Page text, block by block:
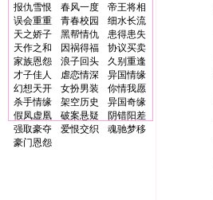
报仇雪恨
春风一度
帝王将相
误会重重
青春校园
细水长流
天之娇子
黑帮情仇
患得患失
天作之和
因祸得福
协议买卖
家族恩怨
浪子回头
久别重逢
才子佳人
虐恋情深
异国情缘
幻想天开
女扮男装
你情我愿
杀手情缘
架空历史
异国奇缘
假凤虚凰
破案悬疑
阴错阳差
强取豪夺
爱恨交织
魂驰梦移
豪门恩怨